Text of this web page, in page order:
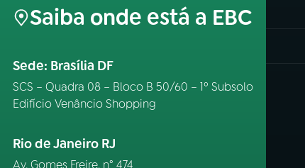
Saiba onde está a EBC
Sede: Brasília DF
SCS – Quadra 08 – Bloco B 50/60 – 1º Subsolo
Edifício Venâncio Shopping
Rio de Janeiro RJ
Av. Gomes Freire, n° 474